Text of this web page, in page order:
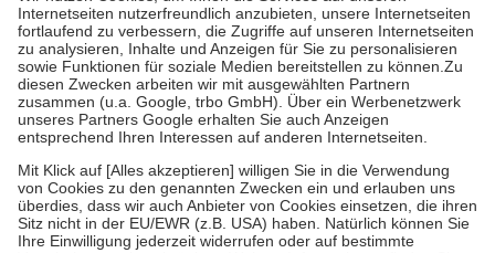
Kosten der Leistung zu entrichten.
Diese Regeln gelten grundsätzlich auch für Online-Apotheken.
Bei Heilmitteln und häuslicher Krankenpflege beträgt die
Zuzahlung zehn Prozent der Kosten sowie zehn Euro je
Verordnung.
Um das Engagement der Versicherten für ihre eigene Gesundheit zu
stärken und die besondere Stellung der Familie zu unterstützen,
fallenkeine Zuzahlungenan bei:
• Kindern und Jugendlichen bis zum vollendeten 18. Lebensjahr
mit Ausnahme der Fahrkosten
• Untersuchungen zur Vorsorge und Früherkennung, die von der